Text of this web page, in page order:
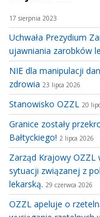
17 sierpnia 2023
Uchwała Prezydium
ujawniania zarobków
NIE dla manipulacji
zdrowia 23 lipca 2026
Stanowisko OZZL 20
Granice zostały
Bałtyckiego! 2 lipca 2026
Zarząd Krajowy OZZL
sytuacji związanej z
lekarską. 29 czerwca 2026
OZZL apeluje o